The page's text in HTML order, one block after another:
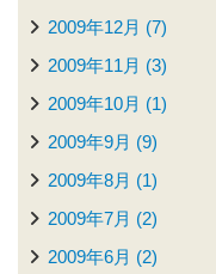
2009年12月 (7)
2009年11月 (3)
2009年10月 (1)
2009年9月 (9)
2009年8月 (1)
2009年7月 (2)
2009年6月 (2)